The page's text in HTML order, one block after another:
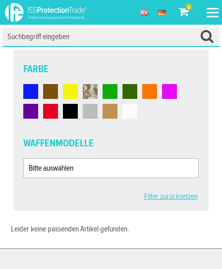
0
FARBE
WAFFENMODELLE
Filter zurücksetzen
Leider keine passenden Artikel gefunden.